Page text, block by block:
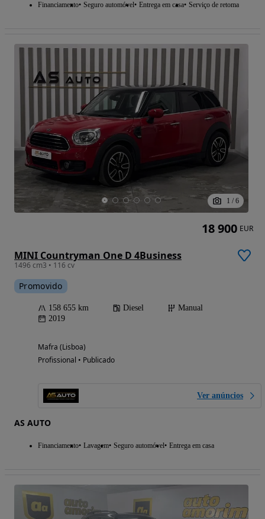
Financiamento Seguro automóvel Entrega em casa Serviço de retoma
1 / 6
MINI Countryman One D 4Business
1496 cm3 • 116 cv
Promovido
158 655 km Diesel
Manual
2019
Mafra (Lisboa)
Profissional • Publicado
Ver anúncios
AS AUTO
Financiamento Lavagem Seguro automóvel Entrega em casa
18 900 EUR